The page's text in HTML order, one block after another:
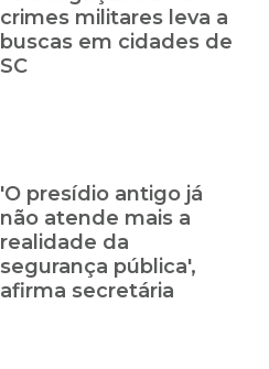
crimes militares leva a
buscas em cidades de
SC
'O presídio antigo já
não atende mais a
realidade da
segurança pública',
afirma secretária